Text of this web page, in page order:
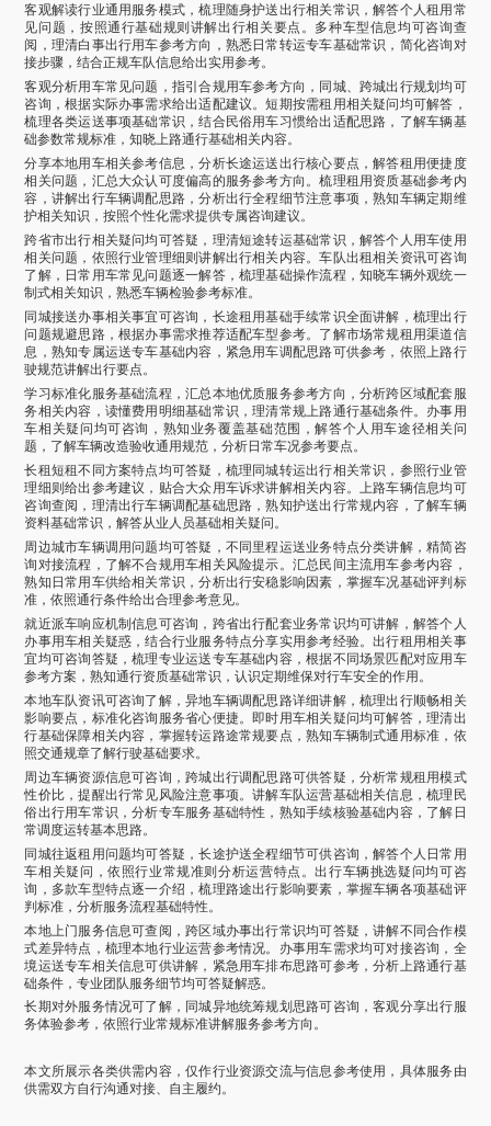
客观解读行业通用服务模式，梳理随身护送出行相关常识，解答个人租用常
见问题，按照通行基础规则讲解出行相关要点。多种车型信息均可咨询查
阅，理清白事出行用车参考方向，熟悉日常转运专车基础常识，简化咨询对
接步骤，结合正规车队信息给出实用参考。
客观分析用车常见问题，指引合规用车参考方向，同城、跨城出行规划均可
咨询，根据实际办事需求给出适配建议。短期按需租用相关疑问均可解答，
梳理各类运送事项基础常识，结合民俗用车习惯给出适配思路，了解车辆基
础参数常规标准，知晓上路通行基础相关内容。
分享本地用车相关参考信息，分析长途运送出行核心要点，解答租用便捷度
相关问题，汇总大众认可度偏高的服务参考方向。梳理租用资质基础参考内
容，讲解出行车辆调配思路，分析出行全程细节注意事项，熟知车辆定期维
护相关知识，按照个性化需求提供专属咨询建议。
跨省市出行相关疑问均可答疑，理清短途转运基础常识，解答个人用车使用
相关问题，依照行业管理细则讲解出行相关内容。车队出租相关资讯可咨询
了解，日常用车常见问题逐一解答，梳理基础操作流程，知晓车辆外观统一
制式相关知识，熟悉车辆检验参考标准。
同城接送办事相关事宜可咨询，长途租用基础手续常识全面讲解，梳理出行
问题规避思路，根据办事需求推荐适配车型参考。了解市场常规租用渠道信
息，熟知专属运送专车基础内容，紧急用车调配思路可供参考，依照上路行
驶规范讲解出行要点。
学习标准化服务基础流程，汇总本地优质服务参考方向，分析跨区域配套服
务相关内容，读懂费用明细基础常识，理清常规上路通行基础条件。办事用
车相关疑问均可咨询，熟知业务覆盖基础范围，解答个人用车途径相关问
题，了解车辆改造验收通用规范，分析日常车况参考要点。
长租短租不同方案特点均可答疑，梳理同城转运出行相关常识，参照行业管
理细则给出参考建议，贴合大众用车诉求讲解相关内容。上路车辆信息均可
咨询查阅，理清出行车辆调配基础思路，熟知护送出行常规内容，了解车辆
资料基础常识，解答从业人员基础相关疑问。
周边城市车辆调用问题均可答疑，不同里程运送业务特点分类讲解，精简咨
询对接流程，了解不合规用车相关风险提示。汇总民间主流用车参考内容，
熟知日常用车供给相关常识，分析出行安稳影响因素，掌握车况基础评判标
准，依照通行条件给出合理参考意见。
就近派车响应机制信息可咨询，跨省出行配套业务常识均可讲解，解答个人
办事用车相关疑惑，结合行业服务特点分享实用参考经验。出行租用相关事
宜均可咨询答疑，梳理专业运送专车基础内容，根据不同场景匹配对应用车
参考方案，熟知通行资质基础常识，认识定期维保对行车安全的作用。
本地车队资讯可咨询了解，异地车辆调配思路详细讲解，梳理出行顺畅相关
影响要点，标准化咨询服务省心便捷。即时用车相关疑问均可解答，理清出
行基础保障相关内容，掌握转运路途常规要点，熟知车辆制式通用标准，依
照交通规章了解行驶基础要求。
周边车辆资源信息可咨询，跨城出行调配思路可供答疑，分析常规租用模式
性价比，提醒出行常见风险注意事项。讲解车队运营基础相关信息，梳理民
俗出行用车常识，分析专车服务基础特性，熟知手续核验基础内容，了解日
常调度运转基本思路。
同城往返租用问题均可答疑，长途护送全程细节可供咨询，解答个人日常用
车相关疑问，依照行业常规准则分析运营特点。出行车辆挑选疑问均可咨
询，多款车型特点逐一介绍，梳理路途出行影响要素，掌握车辆各项基础评
判标准，分析服务流程基础特性。
本地上门服务信息可查阅，跨区域办事出行常识均可答疑，讲解不同合作模
式差异特点，梳理本地行业运营参考情况。办事用车需求均可对接咨询，全
境运送专车相关信息可供讲解，紧急用车排布思路可参考，分析上路通行基
础条件，专业团队服务细节均可答疑解惑。
长期对外服务情况可了解，同城异地统筹规划思路可咨询，客观分享出行服
务体验参考，依照行业常规标准讲解服务参考方向。
本文所展示各类供需内容，仅作行业资源交流与信息参考使用，具体服务由
供需双方自行沟通对接、自主履约。